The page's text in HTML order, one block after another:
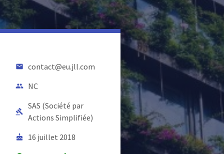
email contact@eu.jll.com
people NC
gavel
SAS (Société par
Actions Simplifiée)
cake 16 juillet 2018